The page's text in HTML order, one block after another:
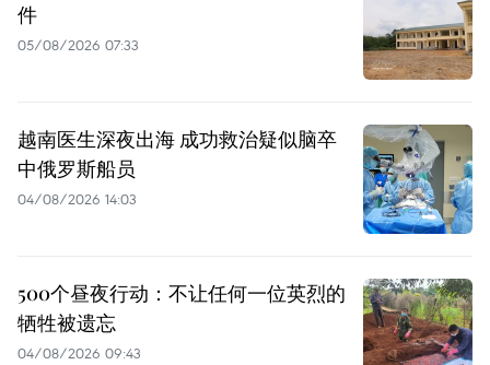
件
05/08/2026 07:33
越南医生深夜出海 成功救治疑似脑卒
中俄罗斯船员
04/08/2026 14:03
500个昼夜行动：不让任何一位英烈的
牺牲被遗忘
04/08/2026 09:43